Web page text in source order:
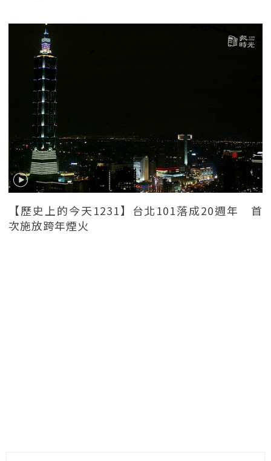
【歷史上的今天1231】台北101落成20週年 首
次施放跨年煙火